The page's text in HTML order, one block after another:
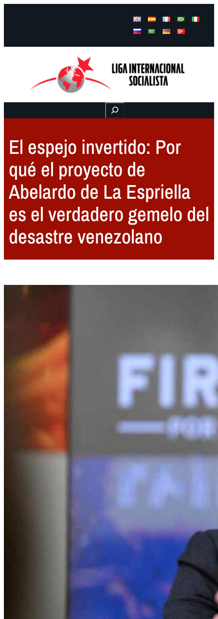
Buscar
El espejo invertido: Por
qué el proyecto de
Abelardo de La Espriella
es el verdadero gemelo del
desastre venezolano